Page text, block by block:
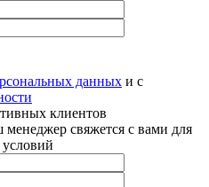
данных и с
клиентов
свяжется с вами для